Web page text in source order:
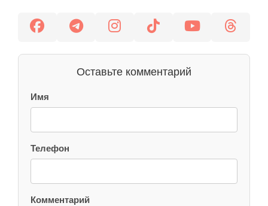
Оставьте комментарий
Имя
Телефон
Комментарий